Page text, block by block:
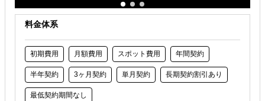
料金体系
初期費用 月額費用 スポット費用 年間契約
半年契約 3ヶ月契約 単月契約 長期契約割引あり
最低契約期間なし